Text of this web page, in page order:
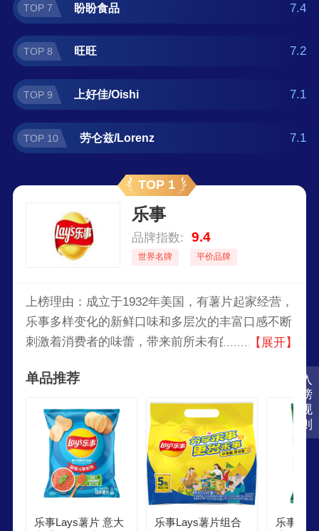
入
榜
规
则
TOP 7 盼盼食品 7.4
TOP 8 旺旺 7.2
TOP 9 上好佳/Oishi 7.1
TOP 10 劳仑兹/Lorenz 7.1
TOP 1
乐事
品牌指数: 9.4
世界名牌 平价品牌
上榜理由：成立于1932年美国，有薯片起家经营，
乐事多样变化的新鲜口味和多层次的丰富口感不断
刺激着消费者的味蕾，带来前所未有的美味体验。
笑。薄薄的土豆片上实现“甜、咸、酸、辣、鲜”五
味的和谐与多层次的口感，展现了中国各地的美食
滋味，不仅有上海的外婆红烧肉味，还有四川的飘
香麻辣锅味、广东的椒盐元宝虾味，更有中西美味
激情混搭、颠覆传统的百事可乐鸡味!
【展开】
单品推荐
乐事Lays薯片 意大
乐事Lays薯片组合
乐事